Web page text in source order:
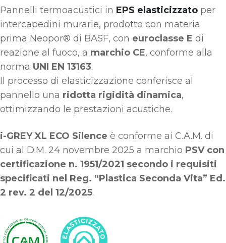
Pannelli termoacustici in EPS elasticizzato per
intercapedini murarie, prodotto con materia
prima Neopor® di BASF, con euroclasse E di
reazione al fuoco, a marchio CE, conforme alla
norma UNI EN 13163.
Il processo di elasticizzazione conferisce al
pannello una ridotta rigidità dinamica,
ottimizzando le prestazioni acustiche.
i-GREY XL ECO Silence è conforme ai C.A.M. di
cui al D.M. 24 novembre 2025 a marchio PSV con
certificazione n. 1951/2021 secondo i requisiti
specificati nel Reg. “Plastica Seconda Vita” Ed.
2 rev. 2 del 12/2025.